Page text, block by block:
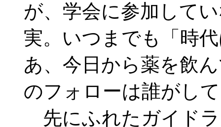
が、学会に参加して
実。いつまでも「時
あ、今日から薬を飲
のフォローは誰がし
先にふれたガイド